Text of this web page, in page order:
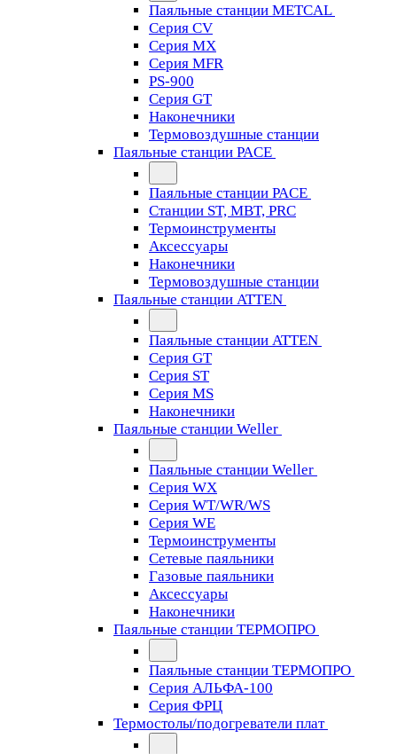
Паяльные станции METCAL
Серия CV
Серия MX
Серия MFR
PS-900
Серия GT
Наконечники
Термовоздушные станции
Паяльные станции PACE
Паяльные станции PACE
Станции ST, MBT, PRC
Термоинструменты
Аксессуары
Наконечники
Термовоздушные станции
Паяльные станции ATTEN
Паяльные станции ATTEN
Серия GT
Серия ST
Серия MS
Наконечники
Паяльные станции Weller
Паяльные станции Weller
Серия WX
Серия WT/WR/WS
Серия WE
Термоинструменты
Сетевые паяльники
Газовые паяльники
Аксессуары
Наконечники
Паяльные станции ТЕРМОПРО
Паяльные станции ТЕРМОПРО
Серия АЛЬФА-100
Серия ФРЦ
Термостолы/подогреватели плат